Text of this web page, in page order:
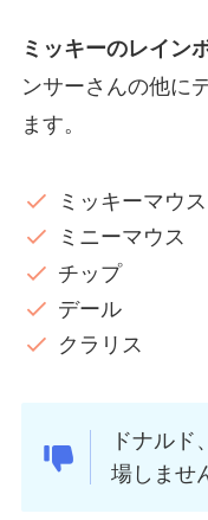
ミッキーのレイン
ンサーさんの他に
ます。
ミッキーマウス
ミニーマウス
チップ
デール
クラリス
ドナルド
場しませ